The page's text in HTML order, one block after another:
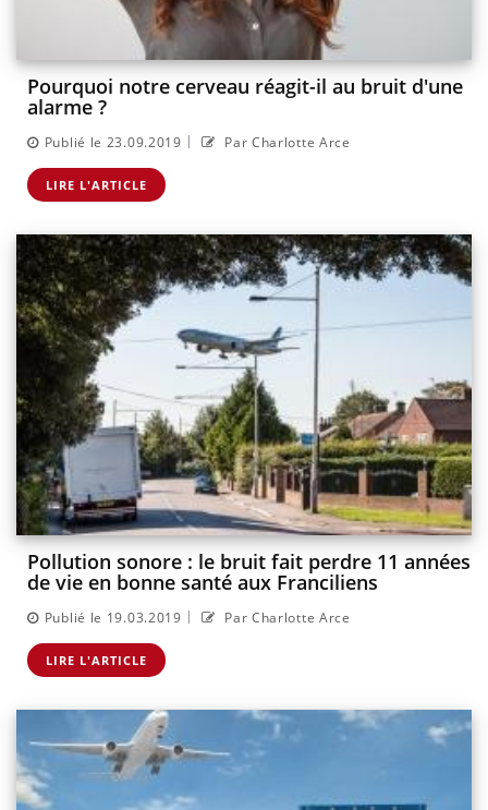
Pourquoi notre cerveau réagit-il au bruit d'une
alarme ?
Publié le 23.09.2019 | Par Charlotte Arce
LIRE L'ARTICLE
Pollution sonore : le bruit fait perdre 11 années
de vie en bonne santé aux Franciliens
Publié le 19.03.2019 | Par Charlotte Arce
LIRE L'ARTICLE